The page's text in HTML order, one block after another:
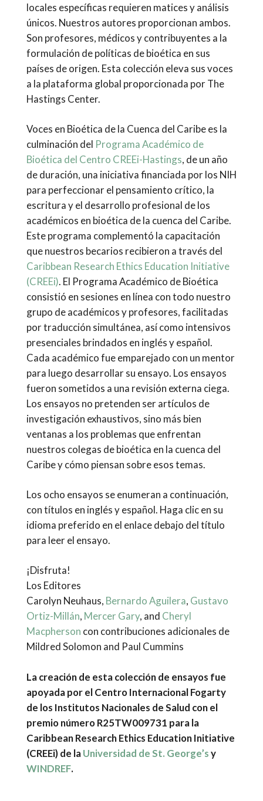
locales específicas requieren matices y análisis
únicos. Nuestros autores proporcionan ambos.
Son profesores, médicos y contribuyentes a la
formulación de políticas de bioética en sus
países de origen. Esta colección eleva sus voces
a la plataforma global proporcionada por The
Hastings Center.
Voces en Bioética de la Cuenca del Caribe es la
culminación del Programa Académico de
Bioética del Centro CREEi-Hastings, de un año
de duración, una iniciativa financiada por los NIH
para perfeccionar el pensamiento crítico, la
escritura y el desarrollo profesional de los
académicos en bioética de la cuenca del Caribe.
Este programa complementó la capacitación
que nuestros becarios recibieron a través del
Caribbean Research Ethics Education Initiative
(CREEi). El Programa Académico de Bioética
consistió en sesiones en línea con todo nuestro
grupo de académicos y profesores, facilitadas
por traducción simultánea, así como intensivos
presenciales brindados en inglés y español.
Cada académico fue emparejado con un mentor
para luego desarrollar su ensayo. Los ensayos
fueron sometidos a una revisión externa ciega.
Los ensayos no pretenden ser artículos de
investigación exhaustivos, sino más bien
ventanas a los problemas que enfrentan
nuestros colegas de bioética en la cuenca del
Caribe y cómo piensan sobre esos temas.
Los ocho ensayos se enumeran a continuación,
con títulos en inglés y español. Haga clic en su
idioma preferido en el enlace debajo del título
para leer el ensayo.
¡Disfruta!
Los Editores
Carolyn Neuhaus, Bernardo Aguilera, Gustavo
Ortiz-Millán, Mercer Gary, and Cheryl
Macpherson con contribuciones adicionales de
Mildred Solomon and Paul Cummins
La creación de esta colección de ensayos fue
apoyada por el Centro Internacional Fogarty
de los Institutos Nacionales de Salud con el
premio número R25TW009731 para la
Caribbean Research Ethics Education Initiative
(CREEi)de laUniversidad de St. George’sy
WINDREF.